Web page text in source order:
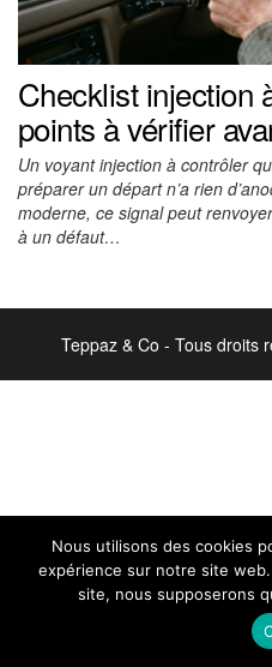
Checklist injection
points à vérifier
Un voyant injection à contrôler
préparer un départ n’a rien
moderne, ce signal peut
à un défaut…
Teppaz & Co - Tous droits
Nous utilisons des cookies
expérience sur notre site
site, nous supposerons